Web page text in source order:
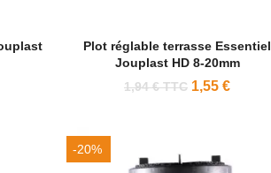
Plot réglable terrasse Essentiel
Jouplast HD 8-20mm
1,94 € TTC 1,55 €
-20%